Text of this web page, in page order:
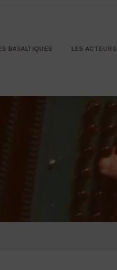
BASALTIQUES LES ACTEURS